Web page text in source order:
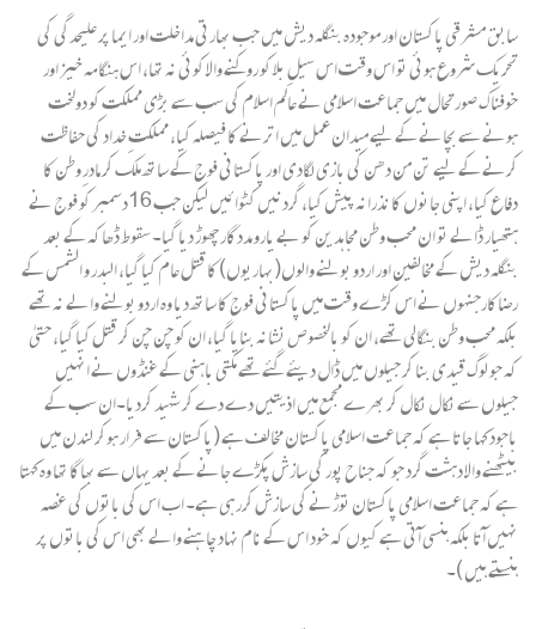
سابق مشرقی پاکستان اور موجودہ بنگلہ دیش میں جب بھارتی مداخلت اور ایما پر علیحدگی کی
تحریک شروع ہوئی تو اس وقت اس سیلِ بلا کو روکنے والا کوئی نہ تھا، اس ہنگامہ خیز اور
خوفناک صورتحال میں جماعت اسلامی نے عالم اسلام کی سب سے بڑی مملکت کو دولخت
ہونے سے بچانے کے لیے میدان عمل میں اترنے کا فیصلہ کیا، مملکتِ خداد کی حفاظت
کرنے کے لیے تن من دھن کی بازی لگادی اور پاکستانی فوج کے ساتھ ملک کر مادرِ وطن کا
دفاع کیا، اپنی جانوں کا نذرانہ پیش کیا، گردنیں کٹوائیں لیکن جب 16دسمبر کو فوج نے
ہتھیار ڈالے تو ان محب وطن مجاہدین کو بے یارو مددگار چھوڑ دیا گیا۔ سقوط ڈھاکہ کے بعد
بنگلہ دیش کے مخالفین اور اردو بولنے والوں(بہاریوں) کا قتل عام کیا گیا، البدر و الشمس کے
رضاکارجنہوں نے اس کڑے وقت میں پاکستانی فوج کا ساتھ دیا وہ اردو بولنے والے نہ تھے
بلکہ محب وطن بنگالی تھے، ان کو بالخصوص نشانہ بنایا گیا، ان کو چن چن کر قتل کیا گیا، حتیٰ
کہ جو لوگ قیدی بنا کر جیلوں میں ڈال دیئے گئے تھے مکتی باہنی کے غنڈوں نے انہیں
جیلوں سے نکال نکال کر بھرے مجمع میں اذیتیں دے دے کر شہید کردیا۔ان سب کے
باجود کہا جاتا ہے کہ جماعت اسلامی پاکستان مخالف ہے (پاکستان سے فرار ہوکر لندن میں
بیٹھنے والا دہشت گرد جو کہ جناح پور کی سازش پکڑے جانے کے بعد یہاں سے بھاگا تھا وہ کہتا
ہے کہ جماعت اسلامی پاکستان توڑنے کی سازش کررہی ہے۔ اب اس کی باتوں کی غصہ
نہیں آتا بلکہ ہنسی آتی ہے کیوں کہ خود اس کے نام نہاد چاہنے والے بھی اس کی باتوں پر
ہنستے ہیں )۔